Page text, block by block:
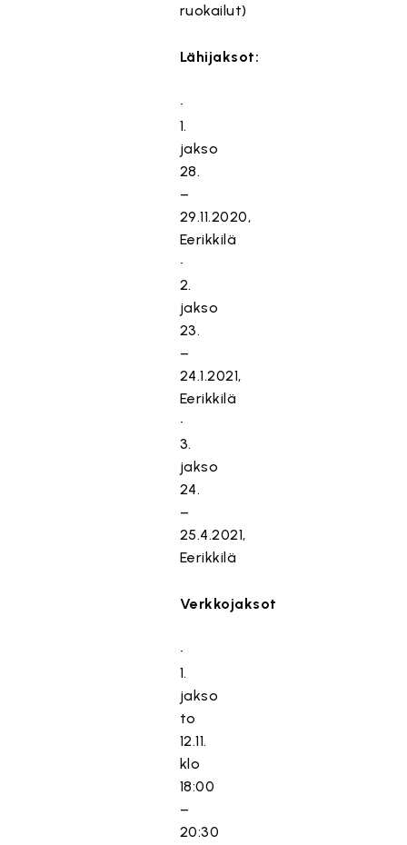
ruokailut)
Lähijaksot:
•
1.
jakso
28.
–
29.11.2020,
Eerikkilä
•
2.
jakso
23.
–
24.1.2021,
Eerikkilä
•
3.
jakso
24.
–
25.4.2021,
Eerikkilä
Verkkojaksot
•
1.
jakso
to
12.11.
klo
18:00
–
20:30